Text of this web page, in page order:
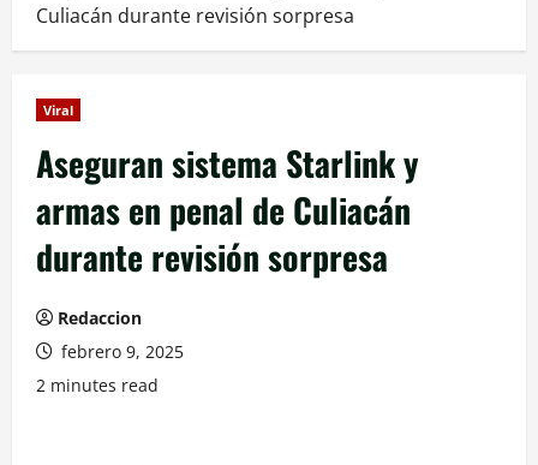
Culiacán durante revisión sorpresa
Viral
Aseguran sistema Starlink y
armas en penal de Culiacán
durante revisión sorpresa
Redaccion
febrero 9, 2025
2 minutes read